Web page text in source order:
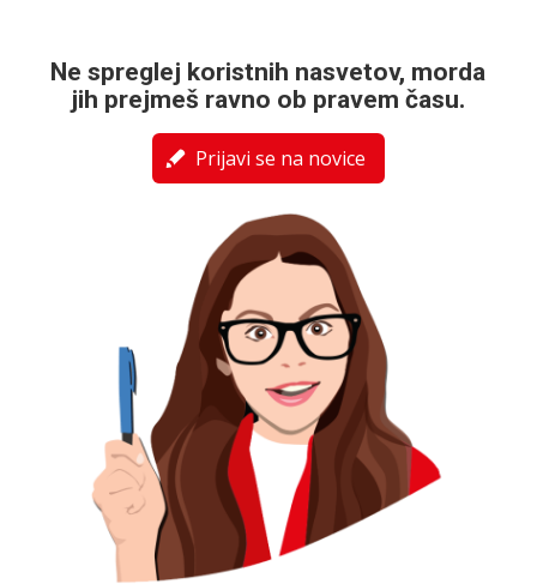
Ne spreglej koristnih nasvetov, morda
jih prejmeš ravno ob pravem času.
Prijavi se na novice